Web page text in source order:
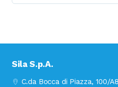
Sila S.p.A.
C.da Bocca di Piazza, 100/A